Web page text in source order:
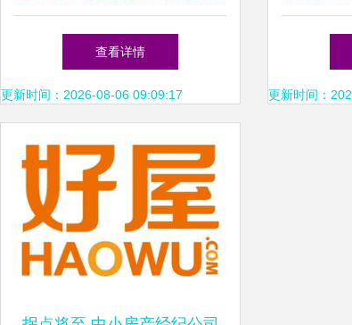
力与职业素养
查看详情
更新时间：2026-08-06 09:09:17
与
更新时间：